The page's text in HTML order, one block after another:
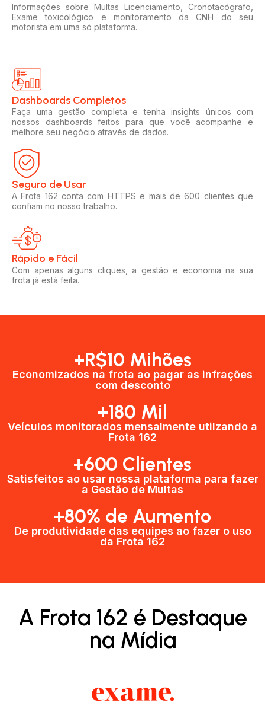
Informações sobre Multas Licenciamento, Cronotacógrafo,
Exame toxicológico e monitoramento da CNH do seu
motorista em uma só plataforma.
Dashboards Completos​​
Faça uma gestão completa e tenha insights únicos com
nossos dashboards feitos para que você acompanhe e
melhore seu negócio através de dados.
Seguro de Usar​
A Frota 162 conta com HTTPS e mais de 600 clientes que
confiam no nosso trabalho.
Rápido e Fácil​
Com apenas alguns cliques, a gestão e economia na sua
frota já está feita.
+R$10 Mihões
Economizados na frota ao pagar as infrações
com desconto
+180 Mil
Veículos monitorados mensalmente utilzando a
Frota 162
+600 Clientes​
Satisfeitos ao usar nossa plataforma para fazer
a Gestão de Multas​
+80% de Aumento
De produtividade das equipes ao fazer o uso
da Frota 162​
A Frota 162 é Destaque
na Mídia